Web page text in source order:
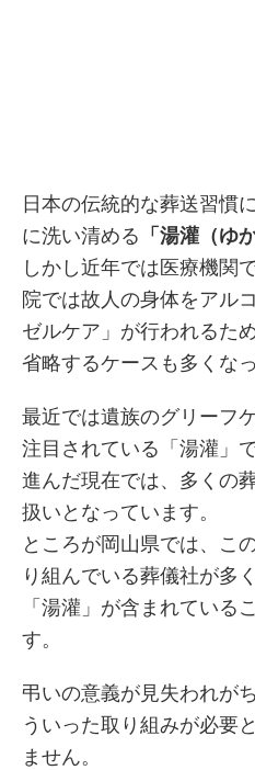
日本の伝統的な葬送習慣
に洗い清める 「湯灌（ゆ
しかし近年では医療機関
院では故人の身体をアル
ゼルケア」が行われるた
省略するケースも多くな
最近では遺族のグリーフ
注目されている「湯灌」
進んだ現在では、多くの
扱いとなっています。
ところが岡山県では、こ
り組んでいる葬儀社が多
「湯灌」が含まれている
す。
弔いの意義が見失われが
ういった取り組みが必要
ません。